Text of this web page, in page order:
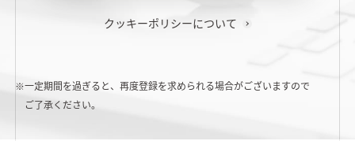
クッキーポリシーについて
※一定期間を過ぎると、再度登録を求められる場合がございますので
ご了承ください。